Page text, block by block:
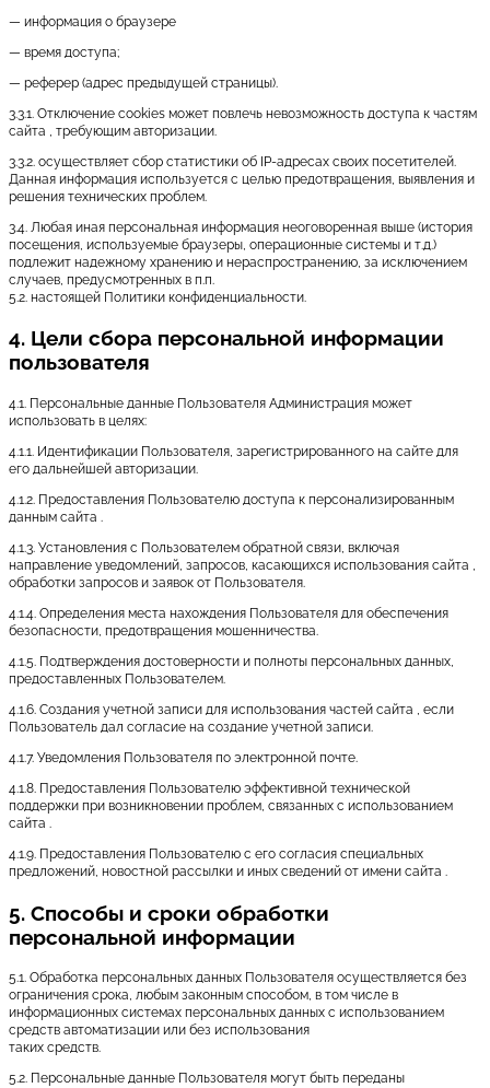
— информация о браузере
— время доступа;
— реферер (адрес предыдущей страницы).
3.3.1. Отключение cookies может повлечь невозможность доступа к частям
сайта , требующим авторизации.
3.3.2. осуществляет сбор статистики об IP-адресах своих посетителей.
Данная информация используется с целью предотвращения, выявления и
решения технических проблем.
3.4. Любая иная персональная информация неоговоренная выше (история
посещения, используемые браузеры, операционные системы и т.д.)
подлежит надежному хранению и нераспространению, за исключением
случаев, предусмотренных в п.п.
5.2. настоящей Политики конфиденциальности.
4. Цели сбора персональной информации
пользователя
4.1. Персональные данные Пользователя Администрация может
использовать в целях:
4.1.1. Идентификации Пользователя, зарегистрированного на сайте для
его дальнейшей авторизации.
4.1.2. Предоставления Пользователю доступа к персонализированным
данным сайта .
4.1.3. Установления с Пользователем обратной связи, включая
направление уведомлений, запросов, касающихся использования сайта ,
обработки запросов и заявок от Пользователя.
4.1.4. Определения места нахождения Пользователя для обеспечения
безопасности, предотвращения мошенничества.
4.1.5. Подтверждения достоверности и полноты персональных данных,
предоставленных Пользователем.
4.1.6. Создания учетной записи для использования частей сайта , если
Пользователь дал согласие на создание учетной записи.
4.1.7. Уведомления Пользователя по электронной почте.
4.1.8. Предоставления Пользователю эффективной технической
поддержки при возникновении проблем, связанных с использованием
сайта .
4.1.9. Предоставления Пользователю с его согласия специальных
предложений, новостной рассылки и иных сведений от имени сайта .
5. Способы и сроки обработки
персональной информации
5.1. Обработка персональных данных Пользователя осуществляется без
ограничения срока, любым законным способом, в том числе в
информационных системах персональных данных с использованием
средств автоматизации или без использования
таких средств.
5.2. Персональные данные Пользователя могут быть переданы